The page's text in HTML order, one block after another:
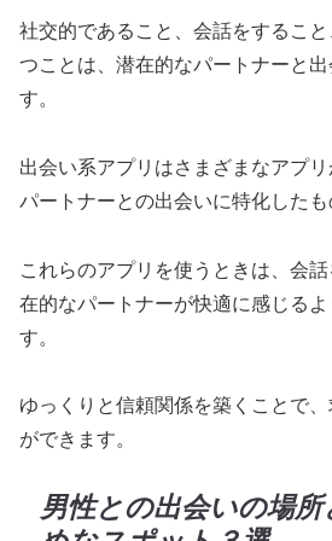
社交的であること、会話をするこ
つことは、潜在的なパートナーと
す。
出会い系アプリはさまざまなアプ
パートナーとの出会いに特化したも
これらのアプリを使うときは、会
在的なパートナーが快適に感じる
す。
ゆっくりと信頼関係を築くことで
ができます。
男性との出会いの場